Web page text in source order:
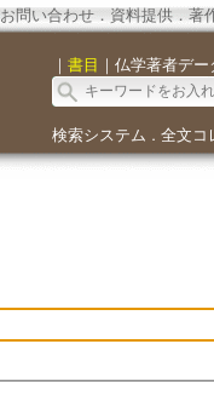
お問い合わせ． 資料提供． 著
｜ 書目 ｜ 仏学著者デー
検索システム ． 全文コ